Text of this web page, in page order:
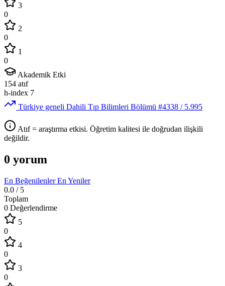
3
0
2
0
1
0
Akademik Etki
154 atıf
h-index 7
Türkiye geneli Dahili Tıp Bilimleri Bölümü #4338 / 5.995
Atıf = araştırma etkisi. Öğretim kalitesi ile doğrudan ilişkili
değildir.
0 yorum
En BeğenilenlerEn Yeniler
0.0 / 5
Toplam
0 Değerlendirme
5
0
4
0
3
0